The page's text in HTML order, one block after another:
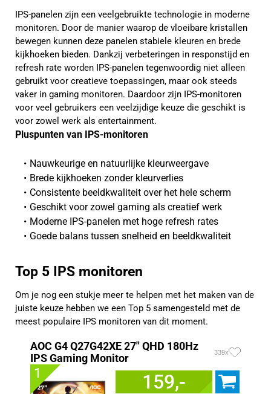
IPS-panelen zijn een veelgebruikte technologie in moderne
monitoren. Door de manier waarop de vloeibare kristallen
bewegen kunnen deze panelen stabiele kleuren en brede
kijkhoeken bieden. Dankzij verbeteringen in responstijd en
refresh rate worden IPS-panelen tegenwoordig niet alleen
gebruikt voor creatieve toepassingen, maar ook steeds
vaker in gaming monitoren. Daardoor zijn IPS-monitoren
voor veel gebruikers een veelzijdige keuze die geschikt is
voor zowel werk als entertainment.
Pluspunten van IPS-monitoren
Nauwkeurige en natuurlijke kleurweergave
Brede kijkhoeken zonder kleurverlies
Consistente beeldkwaliteit over het hele scherm
Geschikt voor zowel gaming als creatief werk
Moderne IPS-panelen met hoge refresh rates
Goede balans tussen snelheid en beeldkwaliteit
Top 5 IPS monitoren
Om je nog een stukje meer te helpen met het maken van de
juiste keuze hebben we een Top 5 samengesteld met de
meest populaire IPS monitoren van dit moment.
AOC G4 Q27G42XE 27" QHD 180Hz
IPS Gaming Monitor
339x
1 159,-